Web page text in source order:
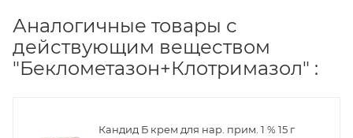
Аналогичные товары с
действующим веществом
"Беклометазон+Клотримазол" :
Кандид Б крем для нар. прим. 1 % 15 г